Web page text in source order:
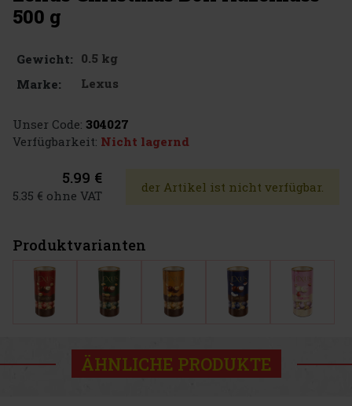
500 g
Gewicht: 0.5 kg
Marke:
Lexus
Unser Code: 304027
Verfügbarkeit: Nicht lagernd
5.99 €
5.35 € ohne VAT
der Artikel ist nicht verfügbar.
Produktvarianten
ÄHNLICHE PRODUKTE